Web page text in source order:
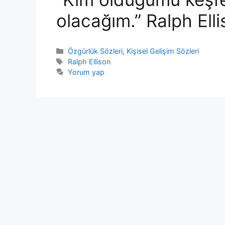
olacağım.” Ralph
Kategoriler
Özgürlük Sözleri, Kişisel Gelişim Sözleri
Etiketler
Ralph Ellison
Yorum yap